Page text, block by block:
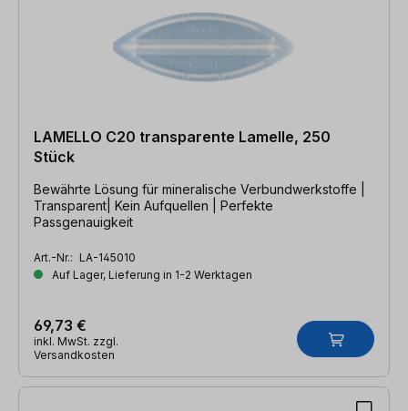
LAMELLO C20 transparente Lamelle, 250
Stück
Bewährte Lösung für mineralische Verbundwerkstoffe |
Transparent| Kein Aufquellen | Perfekte
Passgenauigkeit
Art.-Nr.: LA-145010
Auf Lager, Lieferung in 1-2 Werktagen
69,73 €
inkl. MwSt. zzgl.
Versandkosten